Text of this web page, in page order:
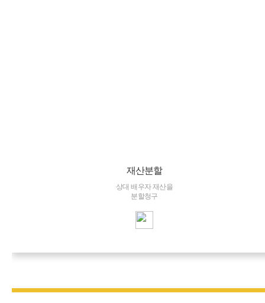
재산분할
상대 배우자 재산을
분할청구